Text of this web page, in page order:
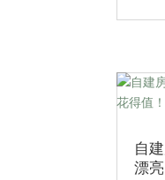
自
漂